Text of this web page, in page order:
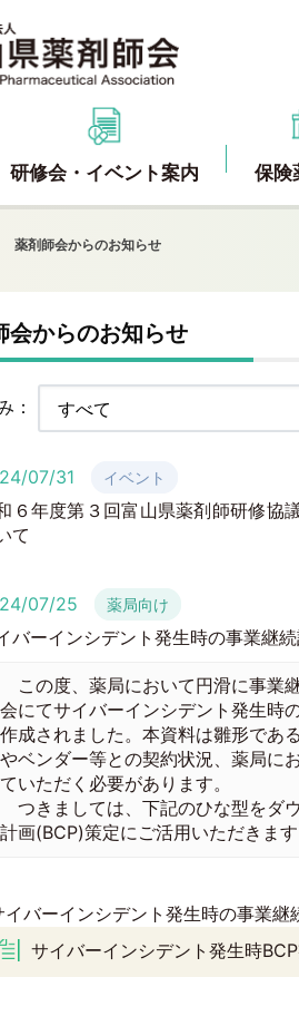
研修会・イベント案内 保険
薬剤師会からのお知らせ
会からのお知らせ
：
07/31 イベント
６年度第３回富山県薬剤師研修協
て
07/25 薬局向け
バーインシデント発生時の事業継
この度、薬局において円滑に事業
会にてサイバーインシデント発生時
作成されました。本資料は雛形であ
やベンダー等との契約状況、薬局に
ていただく必要があります。
つきましては、下記のひな型をダ
計画(BCP)策定にご活用いただきま
イバーインシデント発生時の事業継
サイバーインシデント発生時